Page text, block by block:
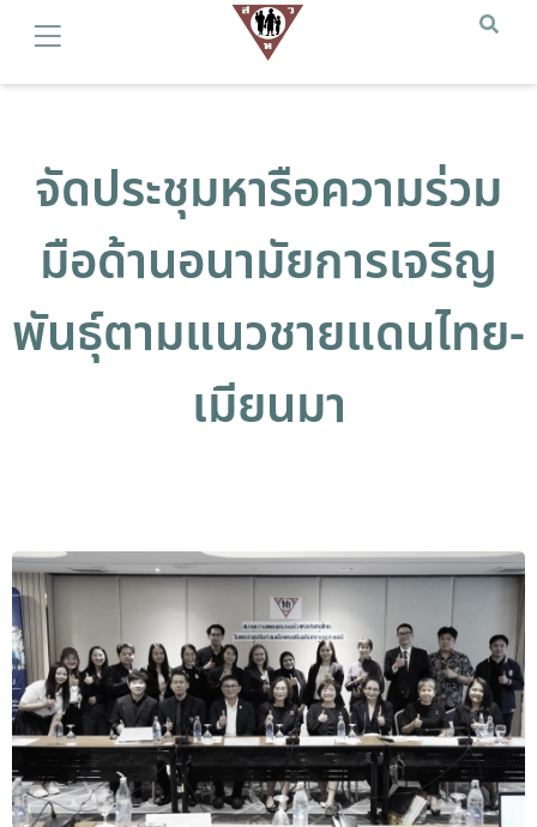
จัดประชุมหารือความร่วม
มือด้านอนามัยการเจริญ
พันธุ์ตามแนวชายแดนไทย-
เมียนมา